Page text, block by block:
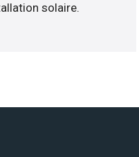
solaire.